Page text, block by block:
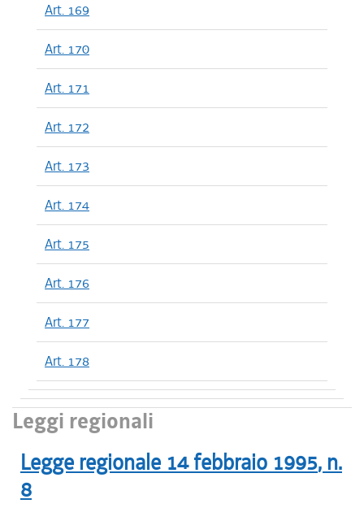
Art. 169
Art. 170
Art. 171
Art. 172
Art. 173
Art. 174
Art. 175
Art. 176
Art. 177
Art. 178
Leggi regionali
Legge regionale 14 febbraio 1995, n.
8